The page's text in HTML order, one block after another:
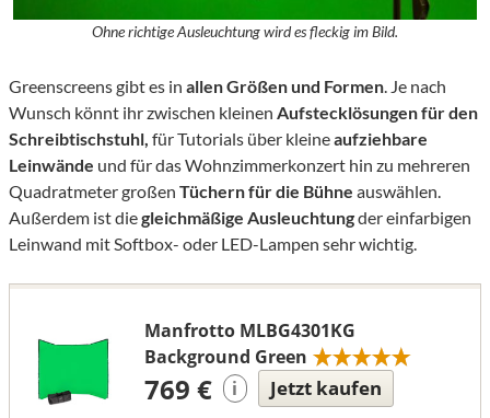
Ohne richtige Ausleuchtung wird es fleckig im Bild.
Greenscreens gibt es in allen Größen und Formen . Je nach
Wunsch könnt ihr zwischen kleinen Aufstecklösungen für den
Schreibtischstuhl, für Tutorials über kleineaufziehbare
Leinwände und für das Wohnzimmerkonzert hin zu mehreren
Quadratmeter großen Tüchern für die Bühne auswählen.
Außerdem ist diegleichmäßige Ausleuchtungder einfarbigen
Leinwand mit Softbox- oder LED-Lampen sehr wichtig.
Manfrotto MLBG4301KG
Background Green
769 € i Jetzt kaufen